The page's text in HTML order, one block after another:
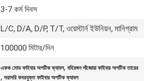
3-7 কর্ম দিবস
L/C, D/A, D/P, T/T, ওয়েস্টার্ন ইউনিয়ন, মানিগ্রাম
100000 মিটার/দিন
একক মোড ফাইবার অপটিক ক্যাবল,বহিরঙ্গন সাঁজোয়া ফাইবার অপটিক তারের
,সরাসরি কবরযুক্ত ফাইবার অপটিক ক্যাবল